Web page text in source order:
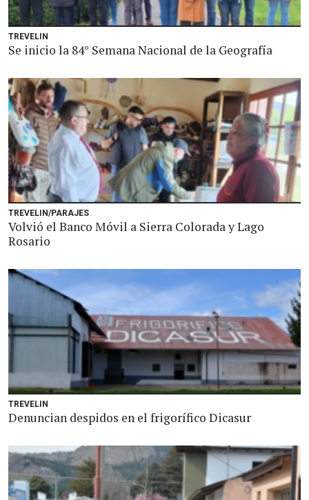
TREVELIN
Se inicio la 84° Semana Nacional de la Geografía
TREVELIN/PARAJES
Volvió el Banco Móvil a Sierra Colorada y Lago
Rosario
TREVELIN
Denuncian despidos en el frigorífico Dicasur